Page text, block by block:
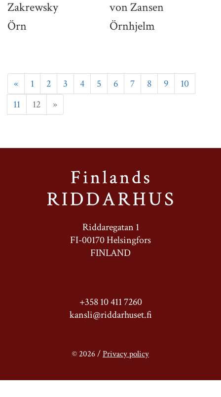
Zakrewsky
von Zansen
Örn
Örnhjelm
« 1 2 3 4 5 6 7 8 9
10
11
12 »
Riddaregatan 1
FI-00170 Helsingfors
FINLAND
+358 10 411 7260
kansli@riddarhuset.fi
© 2026 /Privacy policy